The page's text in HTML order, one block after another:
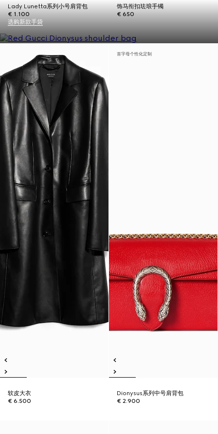
Lady Lunetta系列小号肩背包
€ 1.100
饰马衔扣珐琅手镯
€ 650
选购新款手袋
软皮大衣
€ 6.500
首字母个性化定制
Dionysus系列中号肩背包
€ 2.900